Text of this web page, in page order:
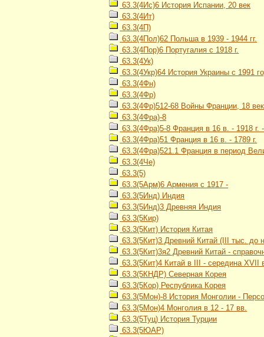
63.3(4Ис)6 История Испании, 20 век
63.3(4Ит)
63.3(4П)
63.3(4Пол)62 Польша в 1939 - 1944 гг.
63.3(4Пор)6 Португалия с 1918 г.
63.3(4Ук)
63.3(4Укр)64 История Украины с 1991
63.3(4Фн)
63.3(4Фр)
63.3(4Фр)512-68 Войны Франции, 18 век
63.3(4Фра)-8
63.3(4Фра)5-8 Франция в 16 в. - 1918 г.
63.3(4Фра)51 Франция в 16 в. - 1789 г.
63.3(4Фра)521.1 Франция в период
63.3(4Че)
63.3(5)
63.3(5Арм)6 Армения с 1917 -
63.3(5Инд) Индия
63.3(5Инд)3 Древняя Индия
63.3(5Кир)
63.3(5Кит) История Китая
63.3(5Кит)3 Древний Китай (III тыс. до
63.3(5Кит)3я2 Древний Китай -
63.3(5Кит)4 Китай в III - середина XVII
63.3(5КНДР) Северная Корея
63.3(5Кор) Республика Корея
63.3(5Мон)-8 История Монголии -
63.3(5Мон)4 Монголия в 12 - 17 вв.
63.3(5Туц) История Турции
63.3(5ЮАР)